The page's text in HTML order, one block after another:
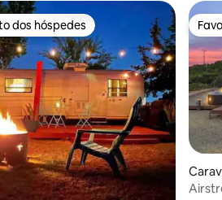
em 5 estrelas, 267avaliações
dos hóspedes mais apreciados
dos hóspedes